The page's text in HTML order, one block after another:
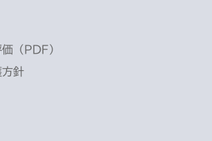
（PDF）
方針